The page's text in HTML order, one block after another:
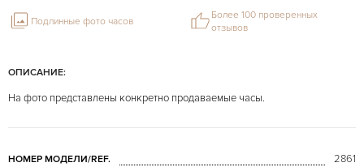
ОПИСАНИЕ:
На фото представлены конкретно продаваемые часы.
НОМЕР МОДЕЛИ/REF. 2861
Подлинные фото часов
Более 100 проверенных
отзывов